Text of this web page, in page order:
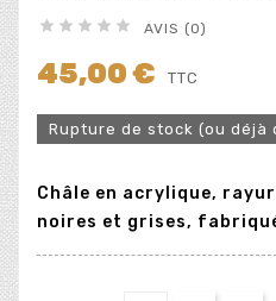
     AVIS (0)
45,00 € TTC
Rupture de stock (ou déjà
Châle en acrylique,
noires et grises,